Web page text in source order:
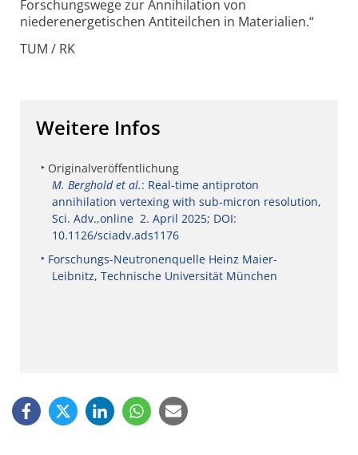
Forschungswege zur Annihilation von
niederenergetischen Antiteilchen in Materialien.“
TUM / RK
Weitere Infos
Originalveröffentlichung
M. Berghold et al.: Real-time antiproton
annihilation vertexing with sub-micron resolution,
Sci. Adv.,online 2. April 2025; DOI:
10.1126/sciadv.ads1176
Forschungs-Neutronenquelle Heinz Maier-
Leibnitz, Technische Universität München